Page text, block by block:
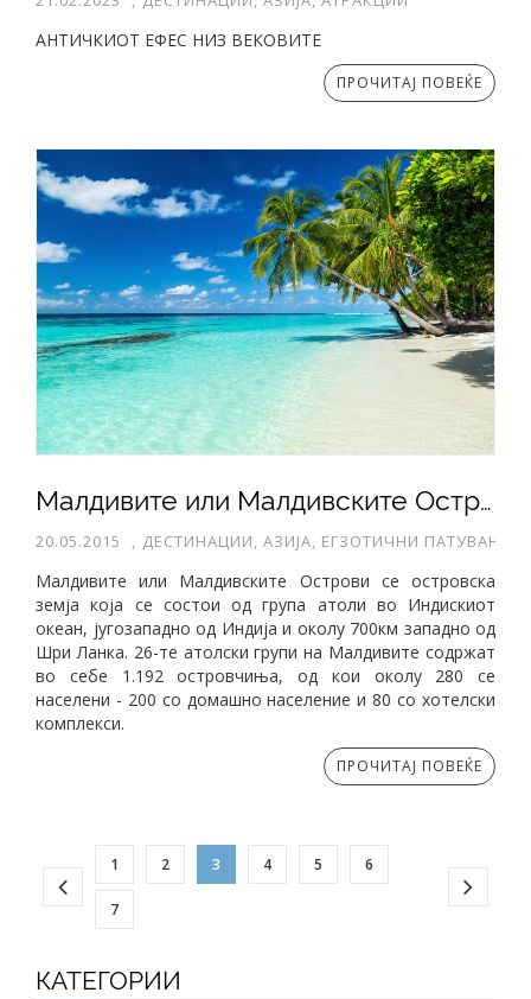
АНТИЧКИОТ ЕФЕС НИЗ ВЕКОВИТЕ
ПРОЧИТАЈ ПОВЕЌЕ
Малдивите или Малдивските Острови, Индиски Океан
20.05.2015 , ДЕСТИНАЦИИ, АЗИЈА, ЕГЗОТИЧНИ ПАТУВАЊА
Малдивите или Малдивските Острови се островска
земја која се состои од група атоли во Индискиот
океан, југозападно од Индија и околу 700км западно од
Шри Ланка. 26-те атолски групи на Малдивите содржат
во себе 1.192 островчиња, од кои околу 280 се
населени - 200 со домашно население и 80 со хотелски
комплекси.
ПРОЧИТАЈ ПОВЕЌЕ
1 2 3 4 5 6
7
КАТЕГОРИИ